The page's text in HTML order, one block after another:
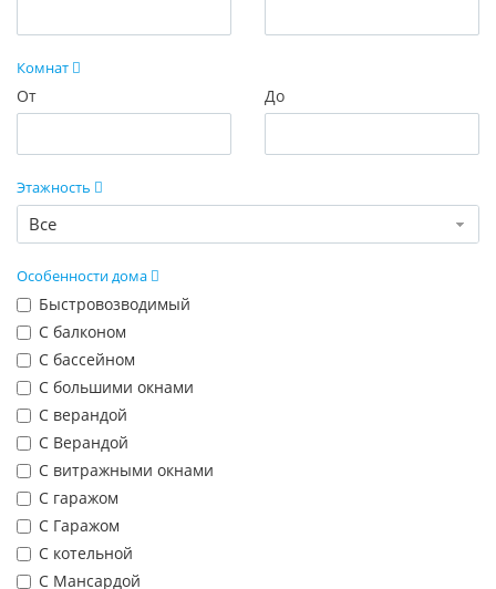
Комнат
От До
Этажность
Все
Особенности дома
Быстровозводимый
С балконом
С бассейном
С большими окнами
С верандой
С Верандой
С витражными окнами
С гаражом
С Гаражом
С котельной
С Мансардой